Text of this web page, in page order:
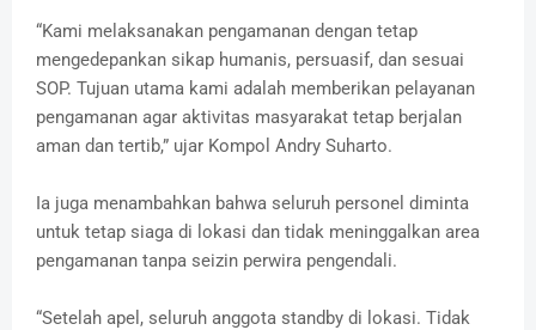
“Kami melaksanakan pengamanan dengan tetap
mengedepankan sikap humanis, persuasif, dan sesuai
SOP. Tujuan utama kami adalah memberikan pelayanan
pengamanan agar aktivitas masyarakat tetap berjalan
aman dan tertib,” ujar Kompol Andry Suharto.
Ia juga menambahkan bahwa seluruh personel diminta
untuk tetap siaga di lokasi dan tidak meninggalkan area
pengamanan tanpa seizin perwira pengendali.
“Setelah apel, seluruh anggota standby di lokasi. Tidak